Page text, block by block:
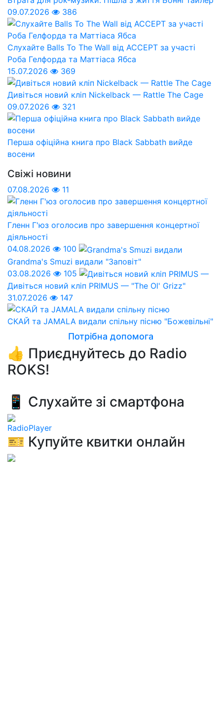
09.07.2026
386
Слухайте Balls To The Wall від ACCEPT за участі
Роба Гелфорда та Маттіаса Ябса
15.07.2026
369
Дивіться новий кліп Nickelback — Rattle The Cage
09.07.2026
321
Перша офіційна книга про Black Sabbath вийде
восени
Свіжі новини
07.08.2026 11
Гленн Г'юз оголосив про завершення концертної
діяльності
04.08.2026
100
Grandma's Smuzi видали "Заповіт"
03.08.2026
105
Дивіться новий кліп PRIMUS — "The Ol' Grizz"
31.07.2026
147
СКАЙ та JAMALA видали спільну пісню "Божевільні"
Потрібна допомога
👍 Приєднуйтесь до Radio
ROKS!
📱 Слухайте зі смартфона
RadioPlayer
🎫 Купуйте квитки онлайн